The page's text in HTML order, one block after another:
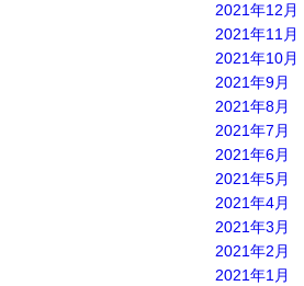
2021年12月
2021年11月
2021年10月
2021年9月
2021年8月
2021年7月
2021年6月
2021年5月
2021年4月
2021年3月
2021年2月
2021年1月